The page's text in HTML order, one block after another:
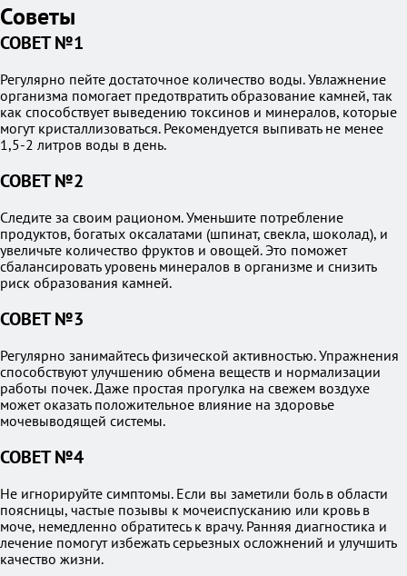
Советы
СОВЕТ №1
Регулярно пейте достаточное количество воды. Увлажнение
организма помогает предотвратить образование камней, так
как способствует выведению токсинов и минералов, которые
могут кристаллизоваться. Рекомендуется выпивать не менее
1,5-2 литров воды в день.
СОВЕТ №2
Следите за своим рационом. Уменьшите потребление
продуктов, богатых оксалатами (шпинат, свекла, шоколад), и
увеличьте количество фруктов и овощей. Это поможет
сбалансировать уровень минералов в организме и снизить
риск образования камней.
СОВЕТ №3
Регулярно занимайтесь физической активностью. Упражнения
способствуют улучшению обмена веществ и нормализации
работы почек. Даже простая прогулка на свежем воздухе
может оказать положительное влияние на здоровье
мочевыводящей системы.
СОВЕТ №4
Не игнорируйте симптомы. Если вы заметили боль в области
поясницы, частые позывы к мочеиспусканию или кровь в
моче, немедленно обратитесь к врачу. Ранняя диагностика и
лечение помогут избежать серьезных осложнений и улучшить
качество жизни.